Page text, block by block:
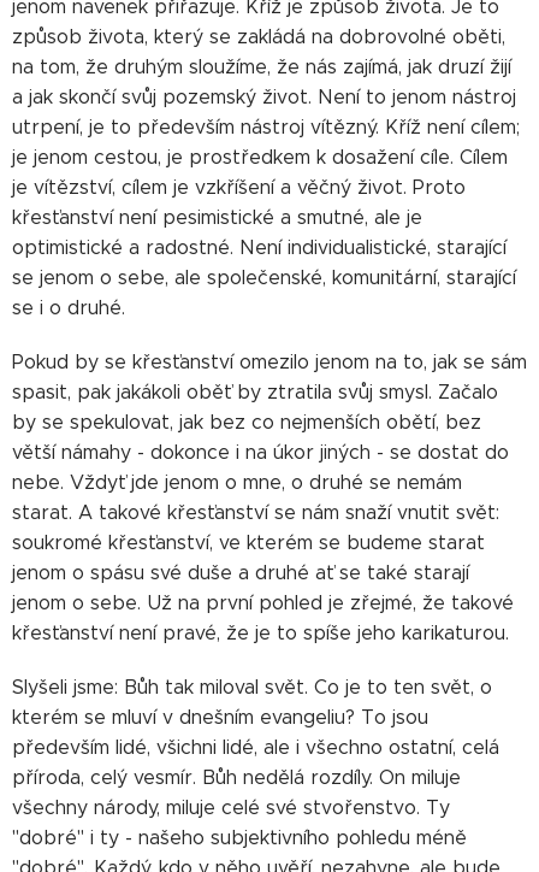
jenom navenek přiřazuje. Kříž je způsob života. Je to
způsob života, který se zakládá na dobrovolné oběti,
na tom, že druhým sloužíme, že nás zajímá, jak druzí žijí
a jak skončí svůj pozemský život. Není to jenom nástroj
utrpení, je to především nástroj vítězný. Kříž není cílem;
je jenom cestou, je prostředkem k dosažení cíle. Cílem
je vítězství, cílem je vzkříšení a věčný život. Proto
křesťanství není pesimistické a smutné, ale je
optimistické a radostné. Není individualistické, starající
se jenom o sebe, ale společenské, komunitární, starající
se i o druhé.
Pokud by se křesťanství omezilo jenom na to, jak se sám
spasit, pak jakákoli oběť by ztratila svůj smysl. Začalo
by se spekulovat, jak bez co nejmenších obětí, bez
větší námahy - dokonce i na úkor jiných - se dostat do
nebe. Vždyť jde jenom o mne, o druhé se nemám
starat. A takové křesťanství se nám snaží vnutit svět:
soukromé křesťanství, ve kterém se budeme starat
jenom o spásu své duše a druhé ať se také starají
jenom o sebe. Už na první pohled je zřejmé, že takové
křesťanství není pravé, že je to spíše jeho karikaturou.
Slyšeli jsme: Bůh tak miloval svět. Co je to ten svět, o
kterém se mluví v dnešním evangeliu? To jsou
především lidé, všichni lidé, ale i všechno ostatní, celá
příroda, celý vesmír. Bůh nedělá rozdíly. On miluje
všechny národy, miluje celé své stvořenstvo. Ty
"dobré" i ty - našeho subjektivního pohledu méně